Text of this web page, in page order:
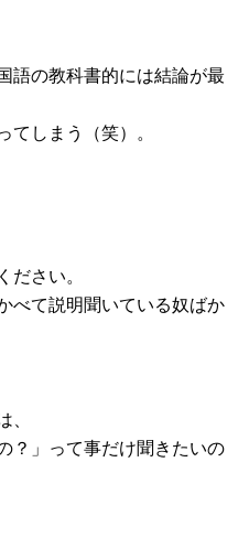
語の教科書的には結論が最
てしまう（笑）。
ださい。
べて説明聞いている奴ばか
、
？」って事だけ聞きたいの